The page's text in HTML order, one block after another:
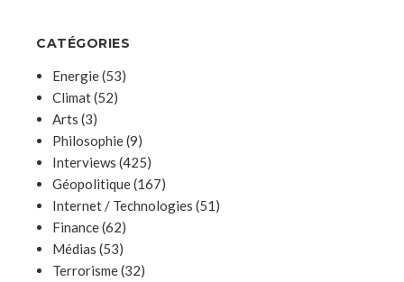
CATÉGORIES
Energie(53)
Climat(52)
Arts (3)
Philosophie(9)
Interviews (425)
Géopolitique(167)
Internet / Technologies (51)
Finance(62)
Médias (53)
Terrorisme(32)